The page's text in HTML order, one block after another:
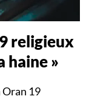
religieux
haine »
Oran 19